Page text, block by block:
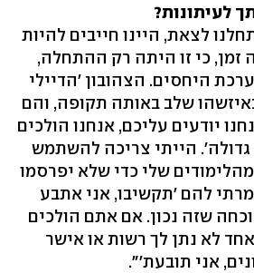
לעיתונות?
לצאת, היינו חייבים להיות
זמן, כי זו היתה רק ההתחלה,
היחסים. הצהובון 'הדיילי
שלב באותה תקופה, והם
יודעים עליכם, אנחנו הולכים
הייתי צריכה להשתמש
שלי כדי שלא יפרסמו
להם 'תקשיבו, אני אתבע
שזה נכון. אם אתם הולכים
לא נתן לך רשות או אישר
אני תובעת'".